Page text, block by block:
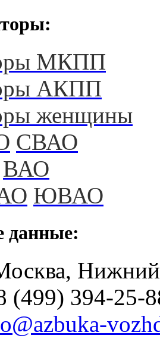
МКПП
АКПП
женщины
СВАО
ВАО
ЮВАО
данные:
(499) 394-25-